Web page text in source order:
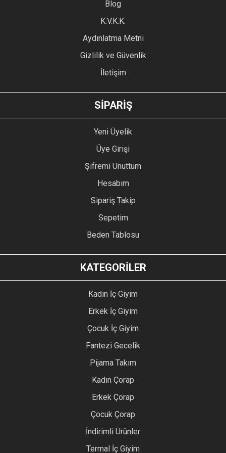
Ürün bilgilerinde hatalar bulunuyor.
Ürün fiyatı diğer sitelerden daha pahalı.
GÖNDER
Blog
K.V.K.K.
Aydınlatma Metni
Gizlilik ve Güvenlik
İletişim
SİPARİŞ
Yeni Üyelik
Üye Girişi
Şifremi Unuttum
Hesabım
Sipariş Takip
Sepetim
Beden Tablosu
KATEGORİLER
Kadın İç Giyim
Erkek İç Giyim
Çocuk İç Giyim
Fantezi Gecelik
Pijama Takım
Kadın Çorap
Erkek Çorap
Çocuk Çorap
İndirimli Ürünler
Termal İç Giyim